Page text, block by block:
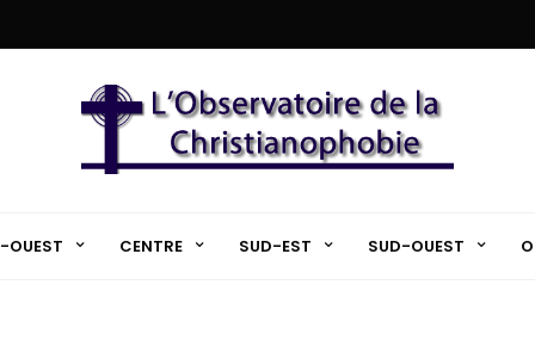
OUEST CENTRE SUD-EST SUD-OUEST